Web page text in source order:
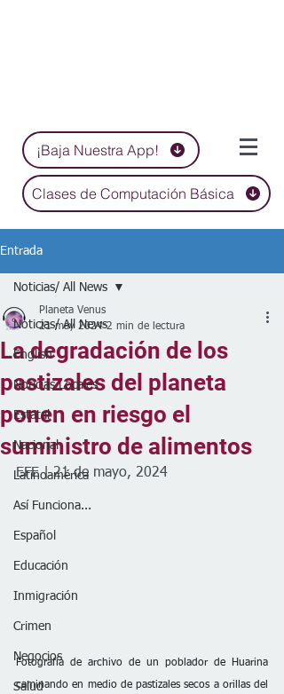
¡Baja Nuestra App!
Clases de Computación Básica
Entrada
Noticias/ All News
English
Noticias Locales
Estatal
Nacional
Latinoamérica
Así Funciona...
Español
Educación
Inmigración
Crimen
Negocios
Salud
Noticias/ All News
La degradación de los
pastizales del planeta
ponen en riesgo el
suministro de alimentos
Planeta Venus
21 may 2024 2 min de lectura
EFE | 21 de mayo, 2024
Fotografía de archivo de un poblador de Huarina
caminando en medio de pastizales secos a orillas del